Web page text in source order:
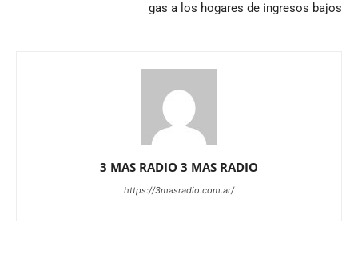
gas a los hogares de ingresos bajos
3 MAS RADIO 3 MAS RADIO
https://3masradio.com.ar/